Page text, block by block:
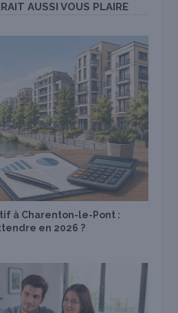
AUSSI VOUS PLAIRE
à Charenton-le-Pont :
en 2026 ?